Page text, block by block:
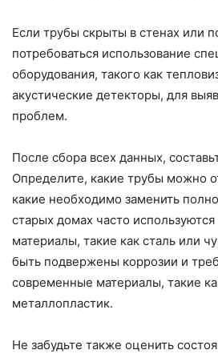
Если трубы скрыты в стенах или
потребоваться использование
оборудования, такого как
акустические детекторы, для
проблем.
После сбора всех данных,
Определите, какие трубы можно
какие необходимо заменить
старых домах часто
материалы, такие как сталь или
быть подвержены коррозии и
современные материалы, такие
металлопластик.
Не забудьте также оценить